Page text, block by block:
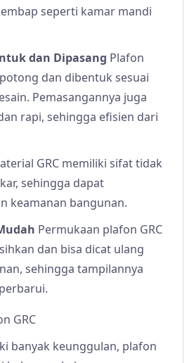
seperti kamar mandi
dan Dipasang Plafon
dan dibentuk sesuai
Pemasangannya juga
rapi, sehingga efisien dari
GRC memiliki sifat tidak
sehingga dapat
keamanan bangunan.
Permukaan plafon GRC
dan bisa dicat ulang
sehingga tampilannya
GRC
banyak keunggulan, plafon